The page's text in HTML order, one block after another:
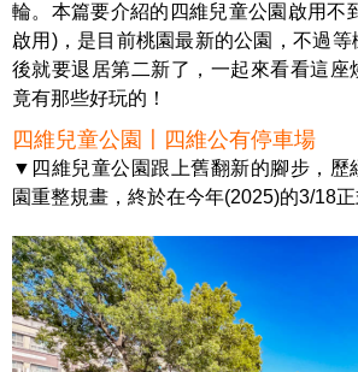
輪。本篇要介紹的四維兒童公園啟用不
啟用)，是目前桃園最新的公園，不過等
後就要退居第二新了，一起來看看這座
竟有那些好玩的！
四維兒童公園〡四維公有停車場
▼四維兒童公園跟上舊翻新的腳步，歷
園重整規畫，終於在今年(2025)的3/18正